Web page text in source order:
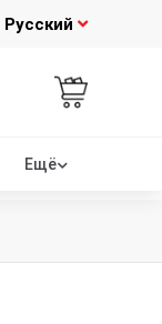
Русский
Ещё